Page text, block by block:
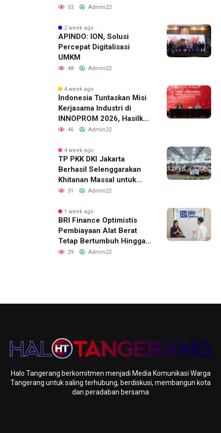
Sverdlovsk, Rusia untuk
53 Admin22
2 week ago
APINDO: ION, Solusi
Percepat Digitalisasi
UMKM
48 Admin22
4 week ago
Indonesia Tuntaskan Misi
Kerjasama Industri di
INNOPROM 2026, Hasilkan
Belasan Kerja Sama
46 Admin22
4 week ago
TP PKK DKI Jakarta
Berhasil Selenggarakan
Khitanan Massal untuk
Lebih dari 2.000 Anak:
Raih Penghargaan MURI
31 Admin22
1 week ago
BRI Finance Optimistis
Pembiayaan Alat Berat
Tetap Bertumbuh Hingga
Akhir 2026
29 Admin22
Halo Tangerang berkomitmen menjadi Media Komunikasi Warga
Tangerang untuk saling terhubung, berdiskusi, membangun kota
dan peradaban bersama